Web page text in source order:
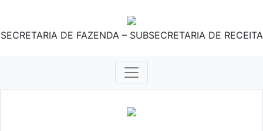
SECRETARIA DE FAZENDA – SUBSECRETARIA DE RECEITA